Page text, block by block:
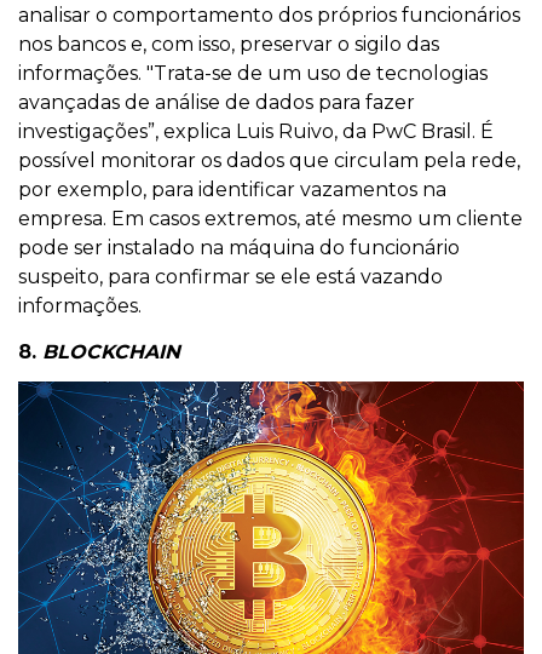
analisar o comportamento dos próprios funcionários
nos bancos e, com isso, preservar o sigilo das
informações. "Trata-se de um uso de tecnologias
avançadas de análise de dados para fazer
investigações”, explica Luis Ruivo, da PwC Brasil. É
possível monitorar os dados que circulam pela rede,
por exemplo, para identificar vazamentos na
empresa. Em casos extremos, até mesmo um cliente
pode ser instalado na máquina do funcionário
suspeito, para confirmar se ele está vazando
informações.
8. BLOCKCHAIN